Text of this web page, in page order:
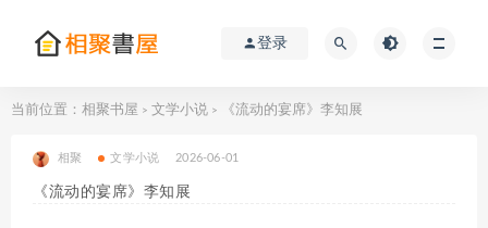
登录
当前位置： 相聚书屋 > 文学小说 > 《流动的宴席》李知展
相聚 文学小说 2026-06-01
《流动的宴席》李知展